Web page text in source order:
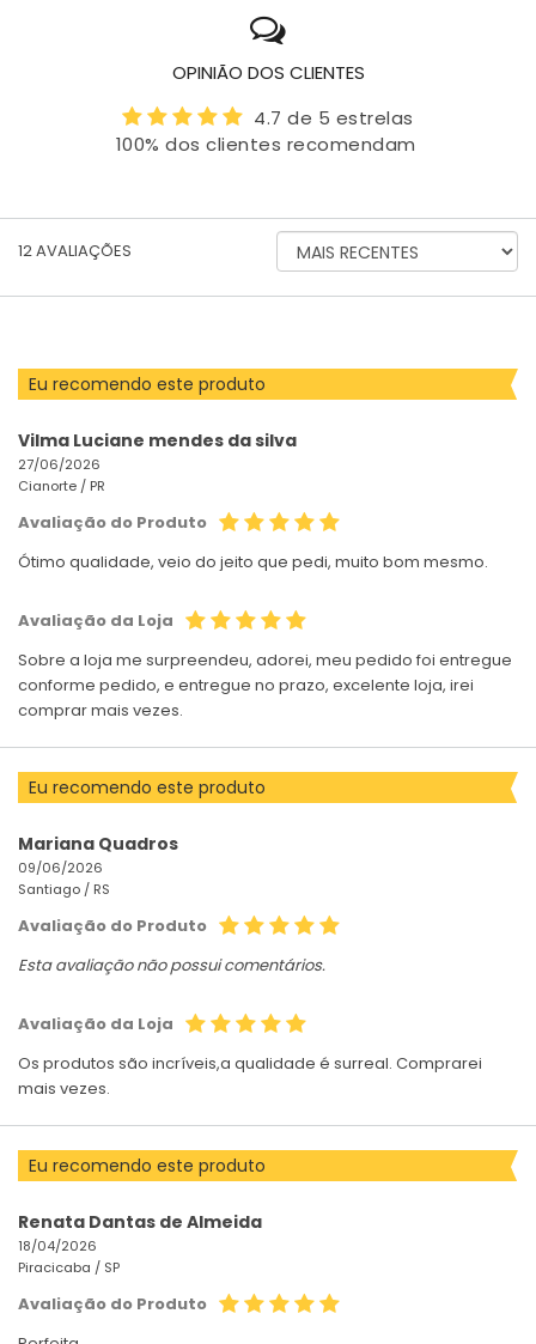
OPINIÃO DOS CLIENTES
4.7 de 5 estrelas
100% dos clientes recomendam
12AVALIAÇÕES
ORDENAR
AVALIAÇÕES
Eu recomendo este produto
Vilma Luciane mendes da silva
27/06/2026
Cianorte / PR
Avaliação do Produto
Ótimo qualidade, veio do jeito que pedi, muito bom mesmo.
Avaliação da Loja
Sobre a loja me surpreendeu, adorei, meu pedido foi entregue
conforme pedido, e entregue no prazo, excelente loja, irei
comprar mais vezes.
Eu recomendo este produto
Mariana Quadros
09/06/2026
Santiago / RS
Avaliação do Produto
Esta avaliação não possui comentários.
Avaliação da Loja
Os produtos são incríveis,a qualidade é surreal. Comprarei
mais vezes.
Eu recomendo este produto
Renata Dantas de Almeida
18/04/2026
Piracicaba / SP
Avaliação do Produto